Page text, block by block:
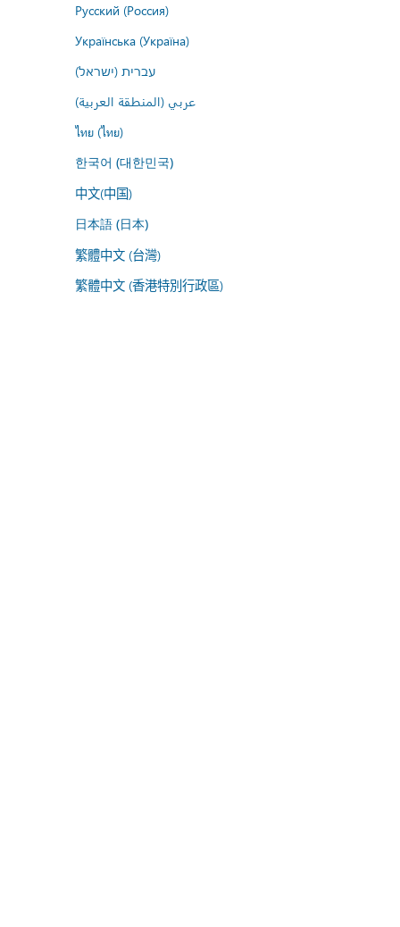
Русский (Россия)
Українська (Україна)
עברית (ישראל)
عربي (المنطقة العربية)
ไทย (ไทย)
한국어 (대한민국)
中文(中国)
日本語 (日本)
繁體中文 (台灣)
繁體中文 (香港特別行政區)